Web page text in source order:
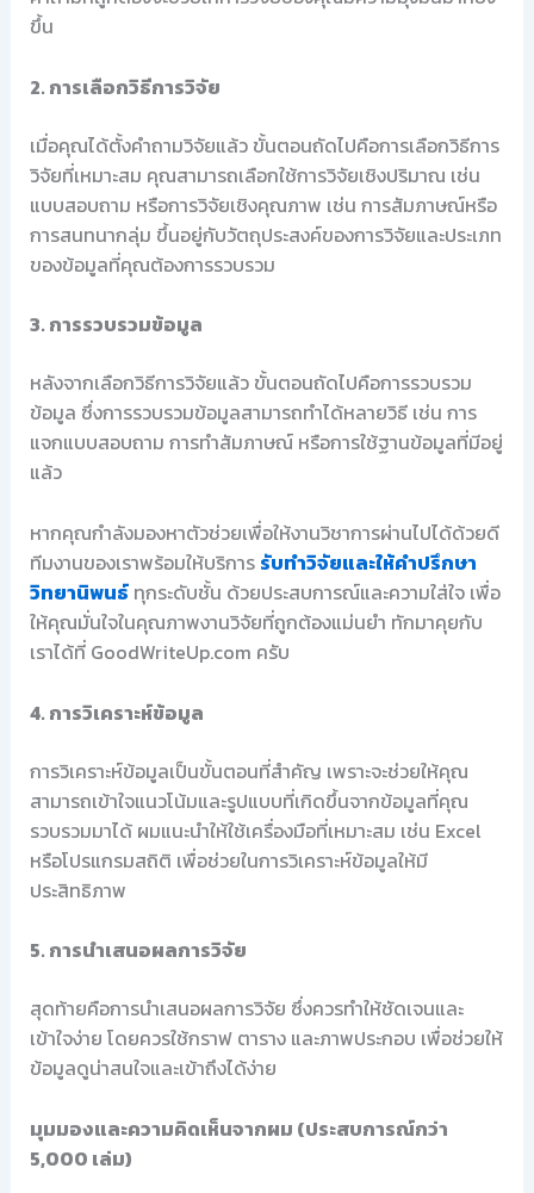
ขึ้น
2. การเลือกวิธีการวิจัย
เมื่อคุณได้ตั้งคำถามวิจัยแล้ว ขั้นตอนถัดไปคือการเลือกวิธีการ
วิจัยที่เหมาะสม คุณสามารถเลือกใช้การวิจัยเชิงปริมาณ เช่น
แบบสอบถาม หรือการวิจัยเชิงคุณภาพ เช่น การสัมภาษณ์หรือ
การสนทนากลุ่ม ขึ้นอยู่กับวัตถุประสงค์ของการวิจัยและประเภท
ของข้อมูลที่คุณต้องการรวบรวม
3. การรวบรวมข้อมูล
หลังจากเลือกวิธีการวิจัยแล้ว ขั้นตอนถัดไปคือการรวบรวม
ข้อมูล ซึ่งการรวบรวมข้อมูลสามารถทำได้หลายวิธี เช่น การ
แจกแบบสอบถาม การทำสัมภาษณ์ หรือการใช้ฐานข้อมูลที่มีอยู่
แล้ว
หากคุณกำลังมองหาตัวช่วยเพื่อให้งานวิชาการผ่านไปได้ด้วยดี
ทีมงานของเราพร้อมให้บริการ รับทำวิจัยและให้คำปรึกษา
วิทยานิพนธ์ทุกระดับชั้น ด้วยประสบการณ์และความใส่ใจ เพื่อ
ให้คุณมั่นใจในคุณภาพงานวิจัยที่ถูกต้องแม่นยำ ทักมาคุยกับ
เราได้ที่ GoodWriteUp.com ครับ
4. การวิเคราะห์ข้อมูล
การวิเคราะห์ข้อมูลเป็นขั้นตอนที่สำคัญ เพราะจะช่วยให้คุณ
สามารถเข้าใจแนวโน้มและรูปแบบที่เกิดขึ้นจากข้อมูลที่คุณ
รวบรวมมาได้ ผมแนะนำให้ใช้เครื่องมือที่เหมาะสม เช่น Excel
หรือโปรแกรมสถิติ เพื่อช่วยในการวิเคราะห์ข้อมูลให้มี
ประสิทธิภาพ
5. การนำเสนอผลการวิจัย
สุดท้ายคือการนำเสนอผลการวิจัย ซึ่งควรทำให้ชัดเจนและ
เข้าใจง่าย โดยควรใช้กราฟ ตาราง และภาพประกอบ เพื่อช่วยให้
ข้อมูลดูน่าสนใจและเข้าถึงได้ง่าย
มุมมองและความคิดเห็นจากผม (ประสบการณ์กว่า
5,000 เล่ม)